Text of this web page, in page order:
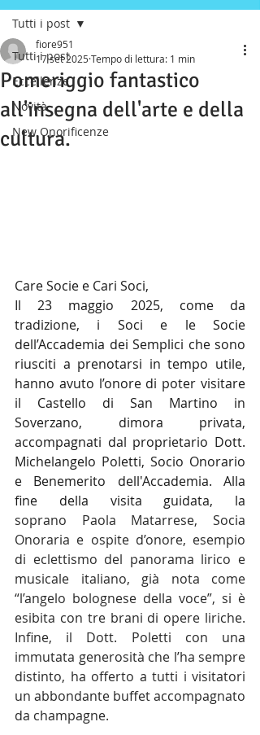
Tutti i post
Eccellenze
Novità
New Onorificenze
Tutti i post
Pomeriggio fantastico
all'insegna dell'arte e della
cultura.
fiore951
17 set 2025 Tempo di lettura: 1 min
Care Socie e Cari Soci,
Il 23 maggio 2025, come da
tradizione, i Soci e le Socie
dell’Accademia dei Semplici che sono
riusciti a prenotarsi in tempo utile,
hanno avuto l’onore di poter visitare
il Castello di San Martino in
Soverzano, dimora privata,
accompagnati dal proprietario Dott.
Michelangelo Poletti, Socio Onorario
e Benemerito dell'Accademia. Alla
soprano Paola Matarrese, Socia
Onoraria e ospite d’onore, esempio
di eclettismo del panorama lirico e
musicale italiano, già nota come
“l’angelo bolognese della voce”, si è
esibita con tre brani di opere liriche.
Infine, il Dott. Poletti con una
immutata generosità che l’ha sempre
distinto, ha offerto a tutti i visitatori
un abbondante buffet accompagnato
da champagne.